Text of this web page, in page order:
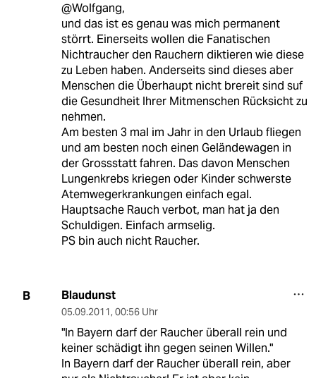
@Wolfgang,
und das ist es genau was mich permanent
störrt. Einerseits wollen die Fanatischen
Nichtraucher den Rauchern diktieren wie diese
zu Leben haben. Anderseits sind dieses aber
Menschen die Überhaupt nicht brereit sind suf
die Gesundheit Ihrer Mitmenschen Rücksicht zu
nehmen.
Am besten 3 mal im Jahr in den Urlaub fliegen
und am besten noch einen Geländewagen in
der Grossstatt fahren. Das davon Menschen
Lungenkrebs kriegen oder Kinder schwerste
Atemwegerkrankungen einfach egal.
Hauptsache Rauch verbot, man hat ja den
Schuldigen. Einfach armselig.
PS bin auch nicht Raucher.
B Blaudunst
05.09.2011, 00:56 Uhr
"In Bayern darf der Raucher überall rein und
keiner schädigt ihn gegen seinen Willen."
In Bayern darf der Raucher überall rein, aber